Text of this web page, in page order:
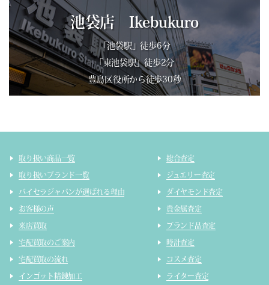
池袋店 Ikebukuro
「池袋駅」徒歩6分
「東池袋駅」徒歩2分
豊島区役所から徒歩30秒
取り扱い商品一覧
取り扱いブランド一覧
バイセラジャパンが選ばれる理由
お客様の声
来店買取
宅配買取のご案内
宅配買取の流れ
インゴット精錬加工
総合査定
ジュエリー査定
ダイヤモンド査定
貴金属査定
ブランド品査定
時計査定
コスメ査定
ライター査定